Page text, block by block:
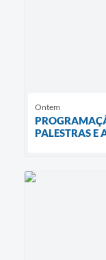
Ontem
PALESTRAS E